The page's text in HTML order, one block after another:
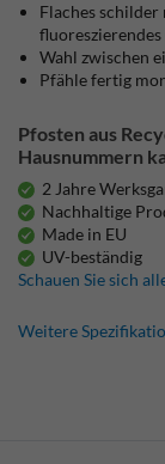
Flaches
Wahl zwischen
Pfähle fertig
Pfosten aus
Hausnummern
2 Jahre
Nachhaltige
Made in EU
UV-beständig
Schauen Sie sich
Weitere